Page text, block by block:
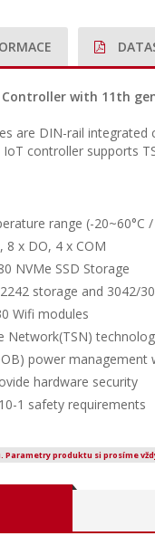
Controller with 11th
are DIN-rail
controller supports
range (-20~60°C
x DO, 4 x COM
NVMe SSD Storage
storage and 3042/
Wifi modules
Network(TSN)
power management
hardware security
1 safety requirements
Parametry produktu si prosíme